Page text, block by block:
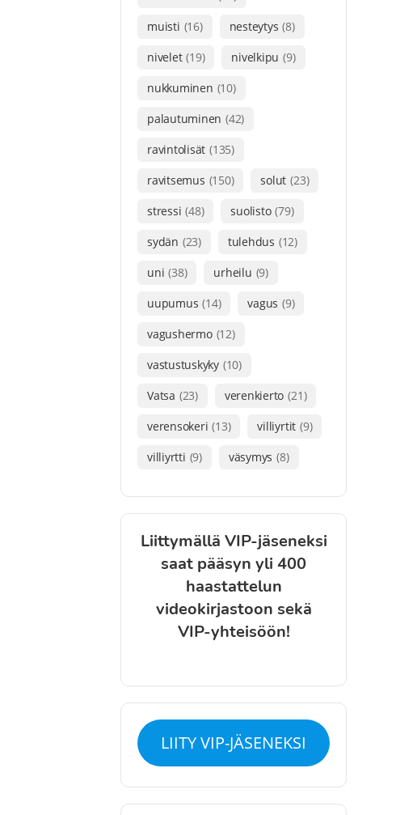
muisti (16) nesteytys (8)
nivelet (19) nivelkipu (9)
nukkuminen (10)
palautuminen (42)
ravintolisät (135)
ravitsemus (150) solut (23)
stressi (48) suolisto (79)
sydän (23) tulehdus (12)
uni (38) urheilu (9)
uupumus (14) vagus (9)
vagushermo (12)
vastustuskyky (10)
Vatsa (23) verenkierto (21)
verensokeri (13) villiyrtit (9)
villiyrtti (9) väsymys (8)
Liittymällä VIP-jäseneksi
saat pääsyn yli 400
haastattelun
videokirjastoon sekä
VIP-yhteisöön!
LIITY VIP-JÄSENEKSI